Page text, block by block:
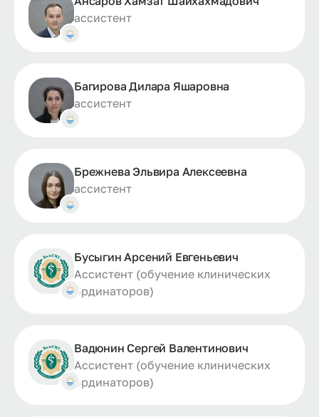
ассистент
Багирова Дилара Яшаровна
ассистент
Брежнева Эльвира Алексеевна
ассистент
Бусыгин Арсений Евгеньевич
Ассистент (обучение клинических
ординаторов)
Вадюнин Сергей Валентинович
Ассистент (обучение клинических
ординаторов)